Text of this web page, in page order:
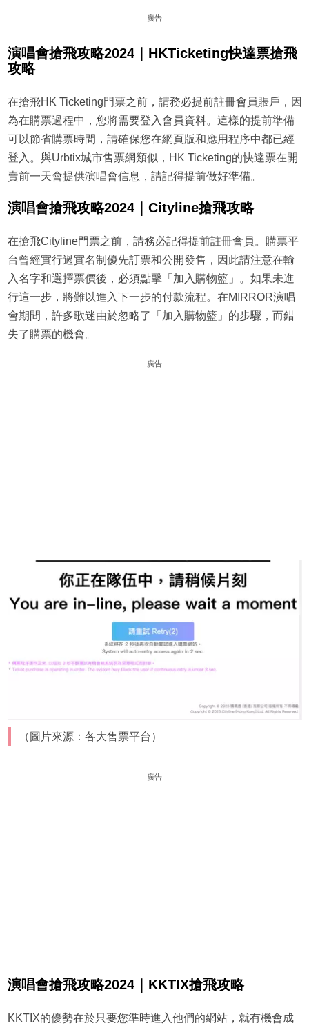
廣告
演唱會搶飛攻略2024｜HKTicketing快達票搶飛
攻略
在搶飛HK Ticketing門票之前，請務必提前註冊會員賬戶，因
為在購票過程中，您將需要登入會員資料。這樣的提前準備
可以節省購票時間，請確保您在網頁版和應用程序中都已經
登入。與Urbtix城市售票網類似，HK Ticketing的快達票在開
賣前一天會提供演唱會信息，請記得提前做好準備。
演唱會搶飛攻略2024｜Cityline搶飛攻略
在搶飛Cityline門票之前，請務必記得提前註冊會員。購票平
台曾經實行過實名制優先訂票和公開發售，因此請注意在輸
入名字和選擇票價後，必須點擊「加入購物籃」。如果未進
行這一步，將難以進入下一步的付款流程。在MIRROR演唱
會期間，許多歌迷由於忽略了「加入購物籃」的步驟，而錯
失了購票的機會。
廣告
（圖片來源：各大售票平台）
廣告
演唱會搶飛攻略2024｜KKTIX搶飛攻略
KKTIX的優勢在於只要您準時進入他們的網站，就有機會成